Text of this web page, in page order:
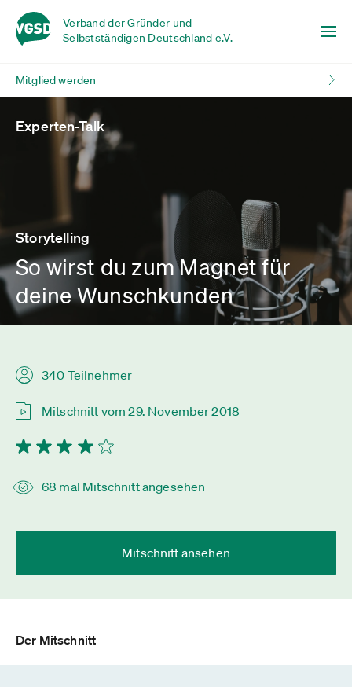
Verband der Gründer und
Selbstständigen Deutschland e.V.
Mitglied werden
Experten-Talk
Storytelling
So wirst du zum Magnet für
deine Wunschkunden
340 Teilnehmer
Mitschnitt vom 29. November 2018
68 mal Mitschnitt angesehen
Mitschnitt ansehen
Der Mitschnitt